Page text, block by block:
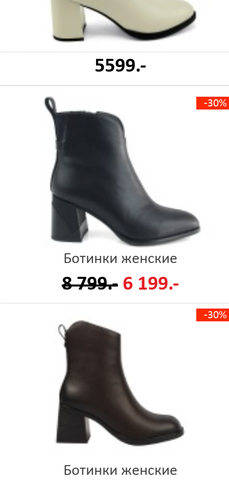
5599.-
-30%
Ботинки женские
8 799.- 6 199.-
-30%
Ботинки женские